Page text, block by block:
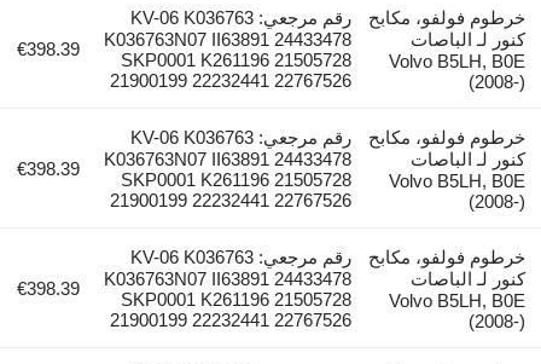
خرطوم فولفو، مكابح
كنور لـ الباصات
Volvo B5LH, B0E
(2008-)
رقم مرجعي: KV-06 K036763
K036763N07 II63891 24433478
SKP0001 K261196 21505728
21900199 22232441 22767526
€398.39
خرطوم فولفو، مكابح
كنور لـ الباصات
Volvo B5LH, B0E
(2008-)
رقم مرجعي: KV-06 K036763
K036763N07 II63891 24433478
SKP0001 K261196 21505728
21900199 22232441 22767526
€398.39
خرطوم فولفو، مكابح
كنور لـ الباصات
Volvo B5LH, B0E
(2008-)
رقم مرجعي: KV-06 K036763
K036763N07 II63891 24433478
SKP0001 K261196 21505728
21900199 22232441 22767526
€398.39